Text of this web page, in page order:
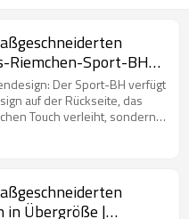
Riemchen-Sport-BH-
vonDer Sport-BH verfügt
auf der Rückseite, das
Touch verleiht, sondern
zusätzlichen Halt
in Übergröße |